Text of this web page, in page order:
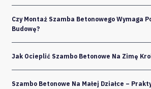
Czy Montaż Szamba Betonowego Wymaga
Budowę?
Jak Ocieplić Szambo Betonowe Na Zimę
Szambo Betonowe Na Małej Działce –